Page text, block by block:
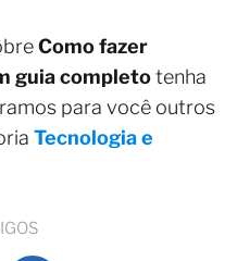
Como fazer
guia completotenha
para você outros
Tecnologia e